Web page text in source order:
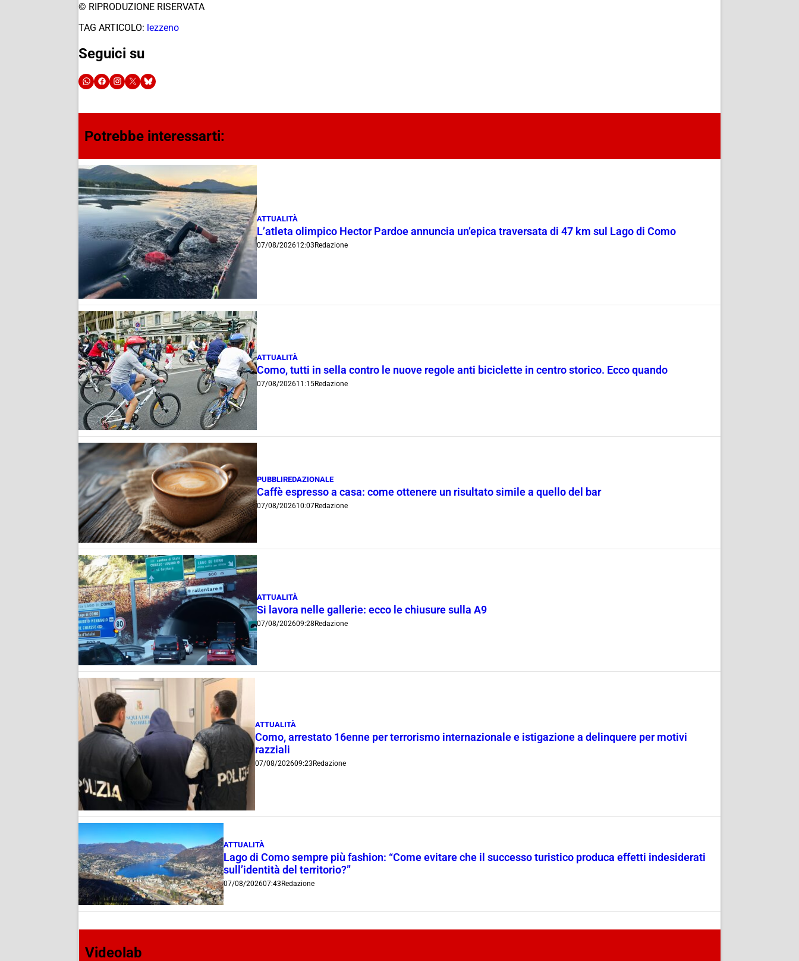
© RIPRODUZIONE RISERVATA
TAG ARTICOLO: lezzeno
Seguici su
Potrebbe interessarti:
ATTUALITÀ
L’atleta olimpico Hector Pardoe annuncia un’epica traversata di 47 km sul Lago di Como
07/08/202612:03 Redazione
ATTUALITÀ
Como, tutti in sella contro le nuove regole anti biciclette in centro storico. Ecco quando
07/08/202611:15Redazione
PUBBLIREDAZIONALE
Caffè espresso a casa: come ottenere un risultato simile a quello del bar
07/08/202610:07Redazione
ATTUALITÀ
Si lavora nelle gallerie: ecco le chiusure sulla A9
07/08/202609:28 Redazione
ATTUALITÀ
Como, arrestato 16enne per terrorismo internazionale e istigazione a delinquere per motivi
razziali
07/08/202609:23 Redazione
ATTUALITÀ
Lago di Como sempre più fashion: “Come evitare che il successo turistico produca effetti indesiderati
sull’identità del territorio?”
07/08/202607:43Redazione
Videolab